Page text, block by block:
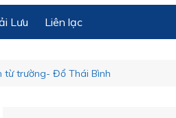
Lưu Liên lạc
từ trường- Đổ Thái Bình